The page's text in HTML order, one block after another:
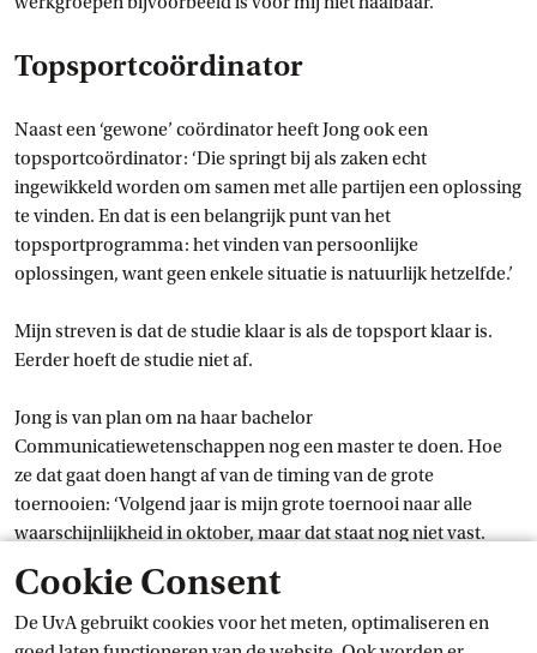
Cookie Consent
De UvA gebruikt cookies voor het meten, optimaliseren en
Topsportcoördinator
Naast een ‘gewone’ coördinator heeft Jong ook een
topsportcoördinator: ‘Die springt bij als zaken echt
ingewikkeld worden om samen met alle partijen een oplossing
te vinden. En dat is een belangrijk punt van het
topsportprogramma: het vinden van persoonlijke
oplossingen, want geen enkele situatie is natuurlijk hetzelfde.’
Mijn streven is dat de studie klaar is als de topsport klaar is.
Eerder hoeft de studie niet af.
Jong is van plan om na haar bachelor
Communicatiewetenschappen nog een master te doen. Hoe
ze dat gaat doen hangt af van de timing van de grote
toernooien: ‘Volgend jaar is mijn grote toernooi naar alle
waarschijnlijkheid in oktober, maar dat staat nog niet vast.
En na de master? ‘Mijn streven is dat de studie klaar is als de
topsport klaar is. Eerder hoeft de studie niet af. Topsport is